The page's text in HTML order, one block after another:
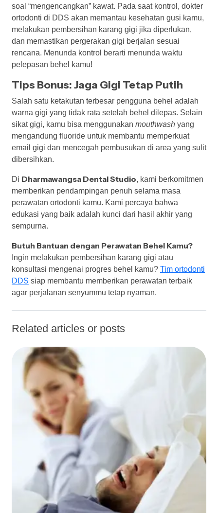
soal “mengencangkan” kawat. Pada saat kontrol, dokter
ortodonti di DDS akan memantau kesehatan gusi kamu,
melakukan pembersihan karang gigi jika diperlukan,
dan memastikan pergerakan gigi berjalan sesuai
rencana. Menunda kontrol berarti menunda waktu
pelepasan behel kamu!
Tips Bonus: Jaga Gigi Tetap Putih
Salah satu ketakutan terbesar pengguna behel adalah
warna gigi yang tidak rata setelah behel dilepas. Selain
sikat gigi, kamu bisa menggunakan mouthwash yang
mengandung fluoride untuk membantu memperkuat
email gigi dan mencegah pembusukan di area yang sulit
dibersihkan.
Di Dharmawangsa Dental Studio, kami berkomitmen
memberikan pendampingan penuh selama masa
perawatan ortodonti kamu. Kami percaya bahwa
edukasi yang baik adalah kunci dari hasil akhir yang
sempurna.
Butuh Bantuan dengan Perawatan Behel Kamu?
Ingin melakukan pembersihan karang gigi atau
konsultasi mengenai progres behel kamu? Tim ortodonti
DDS siap membantu memberikan perawatan terbaik
agar perjalanan senyummu tetap nyaman.
Related articles or posts